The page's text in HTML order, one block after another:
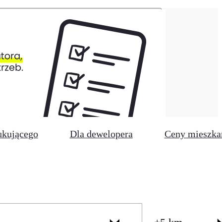
Dla dewelopera Ceny